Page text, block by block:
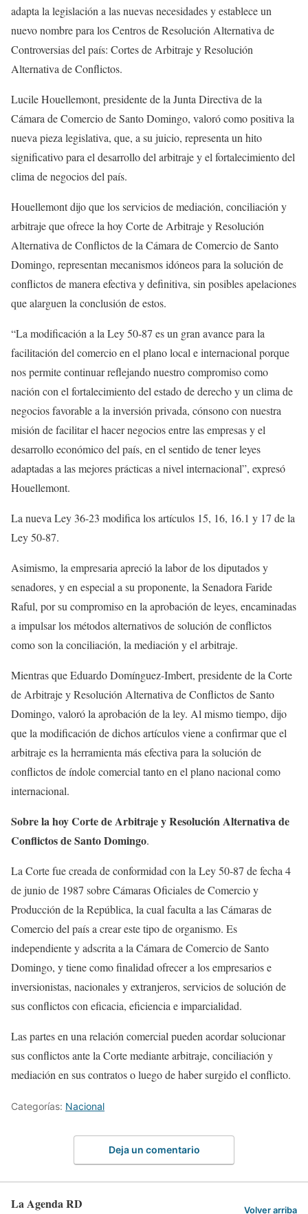
adapta la legislación a las nuevas necesidades y establece un
nuevo nombre para los Centros de Resolución Alternativa de
Controversias del país: Cortes de Arbitraje y Resolución
Alternativa de Conflictos.
Lucile Houellemont, presidente de la Junta Directiva de la
Cámara de Comercio de Santo Domingo, valoró como positiva la
nueva pieza legislativa, que, a su juicio, representa un hito
significativo para el desarrollo del arbitraje y el fortalecimiento del
clima de negocios del país.
Houellemont dijo que los servicios de mediación, conciliación y
arbitraje que ofrece la hoy Corte de Arbitraje y Resolución
Alternativa de Conflictos de la Cámara de Comercio de Santo
Domingo, representan mecanismos idóneos para la solución de
conflictos de manera efectiva y definitiva, sin posibles apelaciones
que alarguen la conclusión de estos.
“La modificación a la Ley 50-87 es un gran avance para la
facilitación del comercio en el plano local e internacional porque
nos permite continuar reflejando nuestro compromiso como
nación con el fortalecimiento del estado de derecho y un clima de
negocios favorable a la inversión privada, cónsono con nuestra
misión de facilitar el hacer negocios entre las empresas y el
desarrollo económico del país, en el sentido de tener leyes
adaptadas a las mejores prácticas a nivel internacional”, expresó
Houellemont.
La nueva Ley 36-23 modifica los artículos 15, 16, 16.1 y 17 de la
Ley 50-87.
Asimismo, la empresaria apreció la labor de los diputados y
senadores, y en especial a su proponente, la Senadora Faride
Raful, por su compromiso en la aprobación de leyes, encaminadas
a impulsar los métodos alternativos de solución de conflictos
como son la conciliación, la mediación y el arbitraje.
Mientras que Eduardo Domínguez-Imbert, presidente de la Corte
de Arbitraje y Resolución Alternativa de Conflictos de Santo
Domingo, valoró la aprobación de la ley. Al mismo tiempo, dijo
que la modificación de dichos artículos viene a confirmar que el
arbitraje es la herramienta más efectiva para la solución de
conflictos de índole comercial tanto en el plano nacional como
internacional.
Sobre la hoy Corte de Arbitraje y Resolución Alternativa de
Conflictos de Santo Domingo.
La Corte fue creada de conformidad con la Ley 50-87 de fecha 4
de junio de 1987 sobre Cámaras Oficiales de Comercio y
Producción de la República, la cual faculta a las Cámaras de
Comercio del país a crear este tipo de organismo. Es
independiente y adscrita a la Cámara de Comercio de Santo
Domingo, y tiene como finalidad ofrecer a los empresarios e
inversionistas, nacionales y extranjeros, servicios de solución de
sus conflictos con eficacia, eficiencia e imparcialidad.
Las partes en una relación comercial pueden acordar solucionar
sus conflictos ante la Corte mediante arbitraje, conciliación y
mediación en sus contratos o luego de haber surgido el conflicto.
Categorías: Nacional
Deja un comentario
La Agenda RD Volver arriba